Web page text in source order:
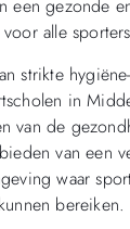
een gezonde
alle
strikte
in
van de
van een
waar
bereiken.